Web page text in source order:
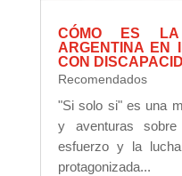
CÓMO ES LA
ARGENTINA EN
CON
Recomendados
"Si solo si" es una
y aventuras
esfuerzo y la
protagonizada...